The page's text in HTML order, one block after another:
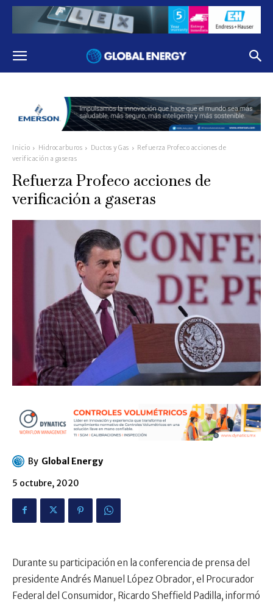
Inicio Hidrocarburos Ductos y Gas
Refuerza Profeco acciones de
verificación a gaseras
Refuerza Profeco acciones de
verificación a gaseras
By Global Energy
5 octubre, 2020
Durante su participación en la conferencia de prensa del
presidente Andrés Manuel López Obrador, el Procurador
Federal del Consumidor, Ricardo Sheffield Padilla, informó